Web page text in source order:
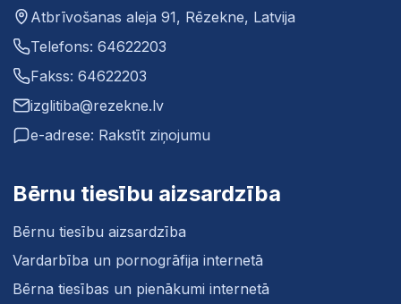
Atbrīvošanas aleja 91, Rēzekne, Latvija
Telefons: 64622203
Fakss: 64622203
izglitiba@rezekne.lv
e-adrese: Rakstīt ziņojumu
Bērnu tiesību aizsardzība
Bērnu tiesību aizsardzība
Vardarbība un pornogrāfija internetā
Bērna tiesības un pienākumi internetā